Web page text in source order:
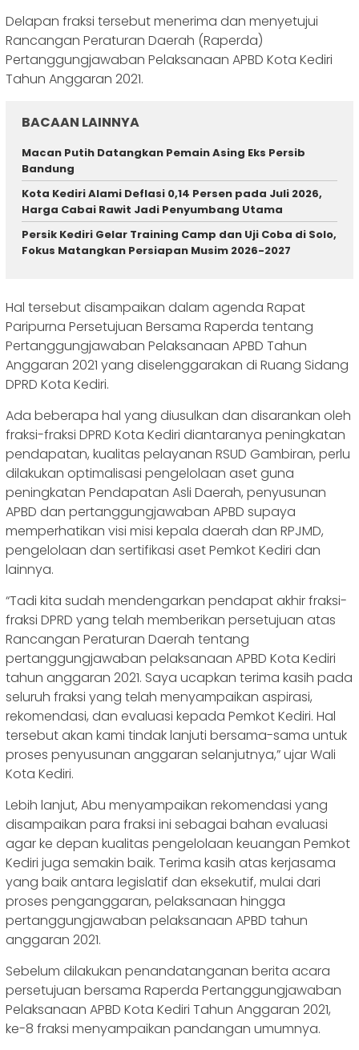
Delapan fraksi tersebut menerima dan menyetujui
Rancangan Peraturan Daerah (Raperda)
Pertanggungjawaban Pelaksanaan APBD Kota Kediri
Tahun Anggaran 2021.
BACAAN LAINNYA
Macan Putih Datangkan Pemain Asing Eks Persib
Bandung
Kota Kediri Alami Deflasi 0,14 Persen pada Juli 2026,
Harga Cabai Rawit Jadi Penyumbang Utama
Persik Kediri Gelar Training Camp dan Uji Coba di Solo,
Fokus Matangkan Persiapan Musim 2026-2027
Hal tersebut disampaikan dalam agenda Rapat
Paripurna Persetujuan Bersama Raperda tentang
Pertanggungjawaban Pelaksanaan APBD Tahun
Anggaran 2021 yang diselenggarakan di Ruang Sidang
DPRD Kota Kediri.
Ada beberapa hal yang diusulkan dan disarankan oleh
fraksi-fraksi DPRD Kota Kediri diantaranya peningkatan
pendapatan, kualitas pelayanan RSUD Gambiran, perlu
dilakukan optimalisasi pengelolaan aset guna
peningkatan Pendapatan Asli Daerah, penyusunan
APBD dan pertanggungjawaban APBD supaya
memperhatikan visi misi kepala daerah dan RPJMD,
pengelolaan dan sertifikasi aset Pemkot Kediri dan
lainnya.
“Tadi kita sudah mendengarkan pendapat akhir fraksi-
fraksi DPRD yang telah memberikan persetujuan atas
Rancangan Peraturan Daerah tentang
pertanggungjawaban pelaksanaan APBD Kota Kediri
tahun anggaran 2021. Saya ucapkan terima kasih pada
seluruh fraksi yang telah menyampaikan aspirasi,
rekomendasi, dan evaluasi kepada Pemkot Kediri. Hal
tersebut akan kami tindak lanjuti bersama-sama untuk
proses penyusunan anggaran selanjutnya,” ujar Wali
Kota Kediri.
Lebih lanjut, Abu menyampaikan rekomendasi yang
disampaikan para fraksi ini sebagai bahan evaluasi
agar ke depan kualitas pengelolaan keuangan Pemkot
Kediri juga semakin baik. Terima kasih atas kerjasama
yang baik antara legislatif dan eksekutif, mulai dari
proses penganggaran, pelaksanaan hingga
pertanggungjawaban pelaksanaan APBD tahun
anggaran 2021.
Sebelum dilakukan penandatanganan berita acara
persetujuan bersama Raperda Pertanggungjawaban
Pelaksanaan APBD Kota Kediri Tahun Anggaran 2021,
ke-8 fraksi menyampaikan pandangan umumnya.